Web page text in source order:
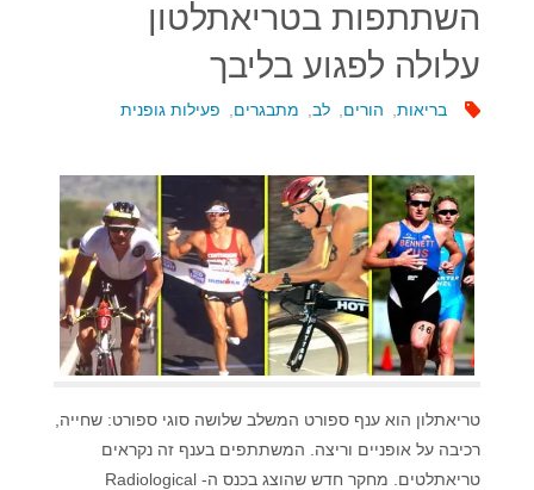
השתתפות בטריאתלטון
עלולה לפגוע בליבך
בריאות הורים לב מתבגרים פעילות גופנית
טריאתלון הוא ענף ספורט המשלב שלושה סוגי ספורט: שחייה,
רכיבה על אופניים וריצה. המשתתפים בענף זה נקראים
טריאתלטים. מחקר חדש שהוצג בכנס ה- Radiological